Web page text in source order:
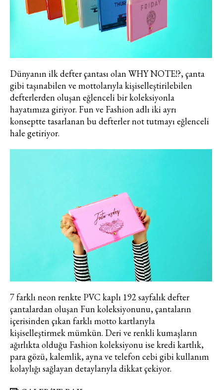
Dünyanın ilk defter çantası olan WHY NOTE!?, çanta
gibi taşınabilen ve mottolarıyla kişiselleştirilebilen
defterlerden oluşan eğlenceli bir koleksiyonla
hayatımıza giriyor. Fun ve Fashion adlı iki ayrı
konseptte tasarlanan bu defterler not tutmayı eğlenceli
hale getiriyor.
7 farklı neon renkte PVC kaplı 192 sayfalık defter
çantalardan oluşan Fun koleksiyonunu, çantaların
içerisinden çıkan farklı motto kartlarıyla
kişiselleştirmek mümkün. Deri ve renkli kumaşların
ağırlıkta olduğu Fashion koleksiyonu ise kredi kartlık,
para gözü, kalemlik, ayna ve telefon cebi gibi kullanım
kolaylığı sağlayan detaylarıyla dikkat çekiyor.